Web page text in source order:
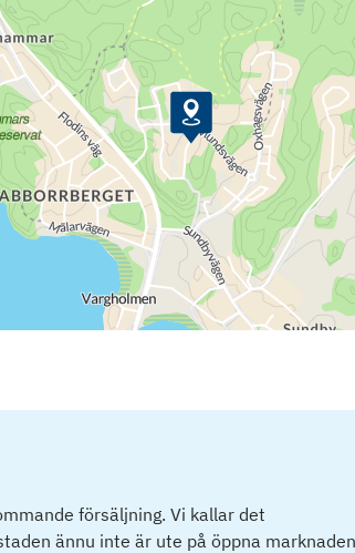
försäljning. Vi kallar det
ännu inte är ute på öppna